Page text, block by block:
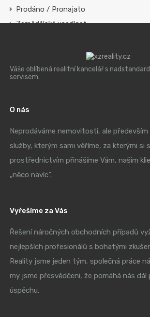
Prodáno / Pronajato
Zemědělská usedlost
Váše oblíbená realitní kancelář s
servisem.
O nás
Neprodáváme nemovitosti, ale především
služby, kterým sami věříme, za kterými si
prostřednictvím přinášíme Vám, našim
„něco navíc“.
Vyřešíme za Vás
Řešení náročných obchodních případů
nejlepších profesionálů s bohatými
Reality jsme jeden tým, společná práce
my jsme přesvědčeni, že pomáhá nás dál
úspěchu.